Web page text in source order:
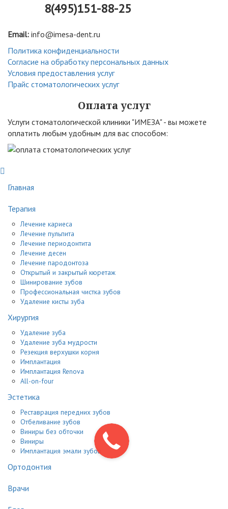
8(495)151-88-25
Email: info@imesa-dent.ru
Политика конфиденциальности
Согласие на обработку персональных данных
Условия предоставления услуг
Прайс стоматологических услуг
Оплата услуг
Услуги стоматологической клиники "ИМЕЗА" - вы можете
оплатить любым удобным для вас способом:
Главная
Терапия
Лечение кариеса
Лечение пульпита
Лечение периодонтита
Лечение десен
Лечение пародонтоза
Открытый и закрытый кюретаж
Шинирование зубов
Профессиональная чистка зубов
Удаление кисты зуба
Хирургия
Удаление зуба
Удаление зуба мудрости
Резекция верхушки корня
Имплантация
Имплантация Renova
All-on-four
Эстетика
Реставрация передних зубов
Отбеливание зубов
Виниры без обточки
Виниры
Имплантация эмали зубов
Ортодонтия
Врачи